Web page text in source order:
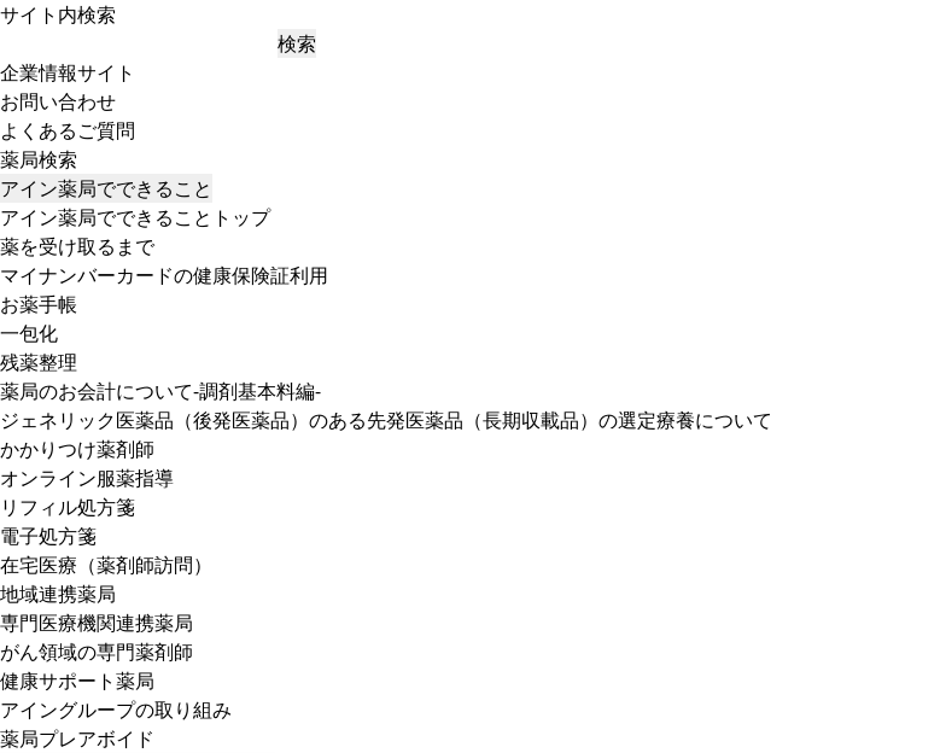
サイト内検索
検索
企業情報サイト
お問い合わせ
よくあるご質問
薬局検索
アイン薬局でできること
アイン薬局でできることトップ
薬を受け取るまで
マイナンバーカードの健康保険証利用
お薬手帳
一包化
残薬整理
薬局のお会計について-調剤基本料編-
ジェネリック医薬品（後発医薬品）のある先発医薬品（長期収載品）の選定療養について
かかりつけ薬剤師
オンライン服薬指導
リフィル処方箋
電子処方箋
在宅医療（薬剤師訪問）
地域連携薬局
専門医療機関連携薬局
がん領域の専門薬剤師
健康サポート薬局
アイングループの取り組み
薬局プレアボイド